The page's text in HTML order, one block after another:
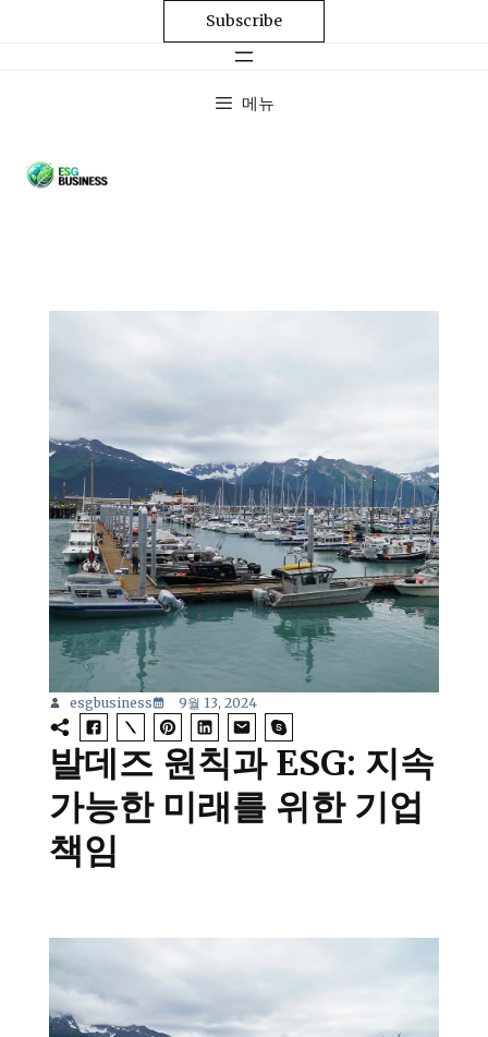
Subscribe
메뉴
esgbusiness 9월 13, 2024
발데즈 원칙과 ESG: 지속
가능한 미래를 위한 기업
책임